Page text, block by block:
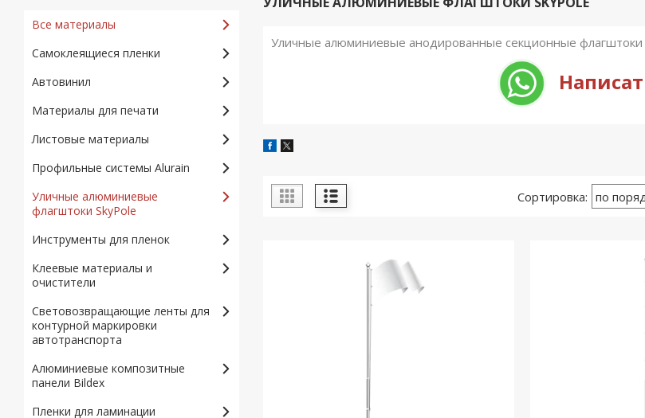
Уличные алюминиевые анодированные секционные
Все материалы
Самоклеящиеся пленки
Автовинил
Материалы для печати
Листовые материалы
Профильные системы Alurain
Уличные алюминиевые
флагштоки SkyPole
Инструменты для пленок
Клеевые материалы и
очистители
Световозвращающие ленты для
контурной маркировки
автотранспорта
Алюминиевые композитные
панели Bildex
Пленки для ламинации